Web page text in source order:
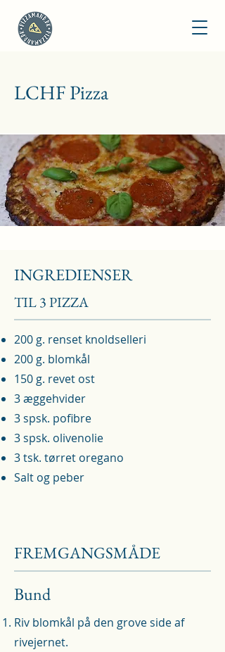
LCHF Pizza
INGREDIENSER
TIL 3 PIZZA
200 g. renset knoldselleri
200 g. blomkål
150 g. revet ost
3 æggehvider
3 spsk. pofibre
3 spsk. olivenolie
3 tsk. tørret oregano
Salt og peber
FREMGANGSMÅDE
Bund
Riv blomkål på den grove side af
rivejernet.